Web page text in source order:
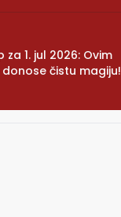
1. jul 2026: Ovim
čistu magiju!